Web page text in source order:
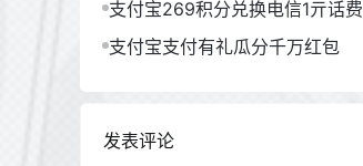
支付宝269积分兑换电信1亓话费
支付宝支付有礼瓜分千万红包
发表评论